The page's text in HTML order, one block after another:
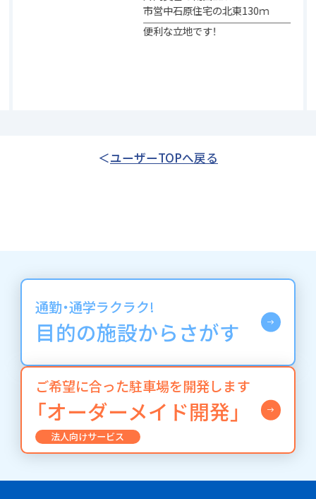
石原第一保育園
ユーザーTOPへ戻る
通勤・通学ラクラク!
目的の施設からさがす
ご希望に合った駐車場を開発します
「オーダーメイド開発」
法人向けサービス